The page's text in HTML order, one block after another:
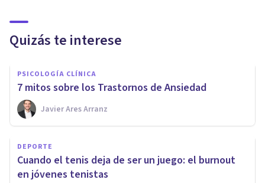
Quizás te interese
PSICOLOGÍA CLÍNICA
7 mitos sobre los Trastornos de Ansiedad
Javier Ares Arranz
DEPORTE
Cuando el tenis deja de ser un juego: el burnout
en jóvenes tenistas